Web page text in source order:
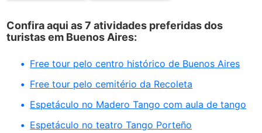
Confira aqui as 7 atividades preferidas dos
turistas em Buenos Aires:
Free tour pelo centro histórico de Buenos Aires
Free tour pelo cemitério da Recoleta
Espetáculo no Madero Tango com aula de tango
Espetáculo no teatro Tango Porteño